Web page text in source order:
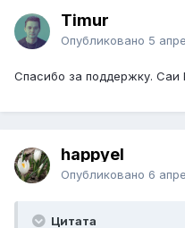
Timur
Опубликовано 5
Спасибо за поддержку. Саи
happyel
Опубликовано 6
Цитата